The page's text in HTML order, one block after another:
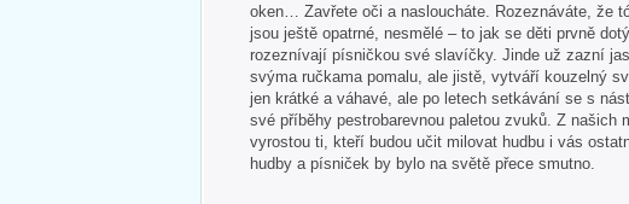
oken… Zavřete oči a nasloucháte. Rozeznáváte, že
jsou ještě opatrné, nesmělé – to jak se děti prvně
rozeznívají písničkou své slavíčky. Jinde už zazní
svýma ručkama pomalu, ale jistě, vytváří kouzelný
jen krátké a váhavé, ale po letech setkávání se s
své příběhy pestrobarevnou paletou zvuků. Z našich
vyrostou ti, kteří budou učit milovat hudbu i vás
hudby a písniček by bylo na světě přece smutno.